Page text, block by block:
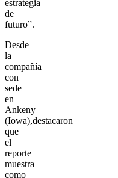
estrategia
de
futuro”.
Desde
la
compañía
con
sede
en
Ankeny
(Iowa),destacaron
que
el
reporte
muestra
como